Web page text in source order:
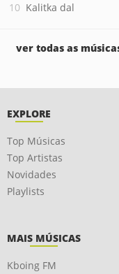
Kalitka dal
ver todas as
EXPLORE
Top Músicas
Top Artistas
Novidades
Playlists
MAIS MÚSICAS
Kboing FM